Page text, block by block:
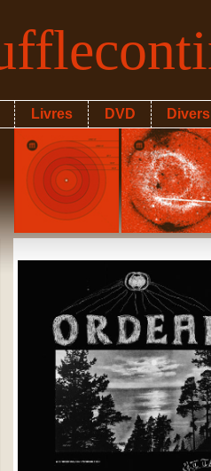
Livres DVD Divers